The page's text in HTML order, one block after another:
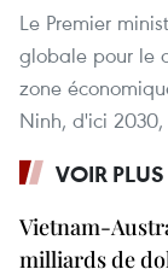
Le Premier
globale pour le
zone
Ninh, d'ici
VOIR PLUS
Vietnam-
milliards de